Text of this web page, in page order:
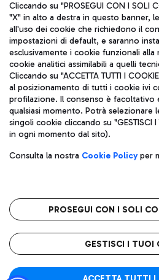
Pizza
Gelateria
Wine Bar & Sparkling
Autobus
Scopri le linee di autobus per
Leonardo Da Vinci.
Raggiungi l’aeroporto senza
Ristoranti
Scopri la nostra offerta per una
Mappa Aeroporto Fiumicino
Aeroporti di Roma S.p.A. - Società
coordinamento di Mundys S.p.A.
Codice fiscale e Registro delle Imprese
IVA 06572251004
Capitale sociale 62.224.743,00 int.
Sede legale: Via Pier Paolo Racchetti
telefono +39 06 65951
Privacy policy
Roma FCO
L'aeroporto
Cliccando su "PROSEGUI CON I SOLI
"X" in alto a destra in questo banner,
all'uso dei cookie che richiedono il
impostazioni di default, e saranno
esclusivamente i cookie funzionali
cookie analitici assimilabili a quelli
Cliccando su "ACCETTA TUTTI I
al posizionamento di tutti i cookie ivi
profilazione. Il consenso è facoltativo
qualsiasi momento. Potrà selezionare
singoli cookie cliccando su "GESTISCI I
in ogni momento dal sito).
Consulta la nostra Cookie Policyper
PROSEGUI CON I SOLI
GESTISCI I TUOI